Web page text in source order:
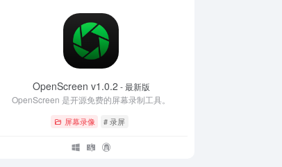
OpenScreen v1.0.2 - 最新版
OpenScreen 是开源免费的屏幕录制工具。
屏幕录像 # 录屏